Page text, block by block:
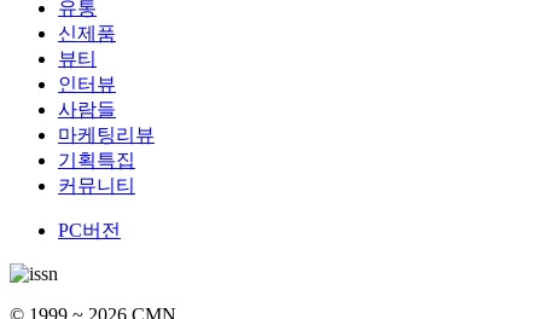
유통
신제품
뷰티
인터뷰
사람들
마케팅리뷰
기획특집
커뮤니티
PC버전
© 1999 ~ 2026 CMN